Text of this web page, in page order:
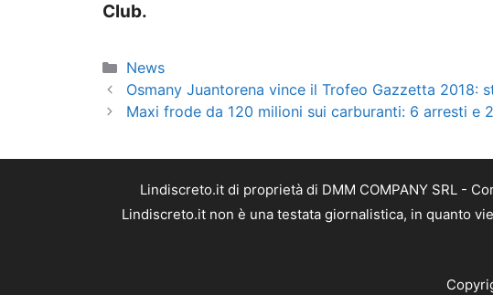
Club.
Categorie
News
Osmany Juantorena vince il Trofeo Gazzetta 2018:
Maxi frode da 120 milioni sui carburanti: 6 arresti e
Lindiscreto.it di proprietà di DMM COMPANY SRL -
Lindiscreto.it non è una testata giornalistica, in quanto